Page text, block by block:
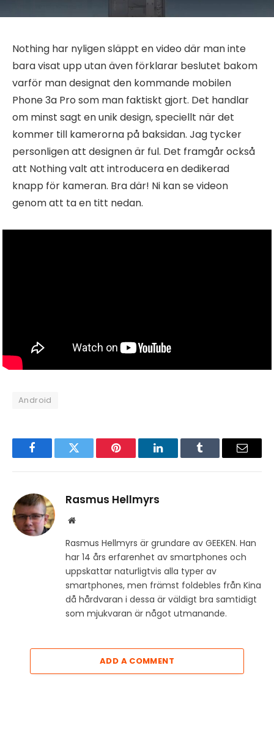
Nothing har nyligen släppt en video där man inte
bara visat upp utan även förklarar beslutet bakom
varför man designat den kommande mobilen
Phone 3a Pro som man faktiskt gjort. Det handlar
om minst sagt en unik design, speciellt när det
kommer till kamerorna på baksidan. Jag tycker
personligen att designen är ful. Det framgår också
att Nothing valt att introducera en dedikerad
knapp för kameran. Bra där! Ni kan se videon
genom att ta en titt nedan.
Android
FacebookTwitter Pinterest LinkedInTumblr Email
Rasmus Hellmyrs
Website
Rasmus Hellmyrs är grundare av GEEKEN. Han
har 14 års erfarenhet av smartphones och
uppskattar naturligtvis alla typer av
smartphones, men främst foldebles från Kina
då hårdvaran i dessa är väldigt bra samtidigt
som mjukvaran är något utmanande.
ADD A COMMENT